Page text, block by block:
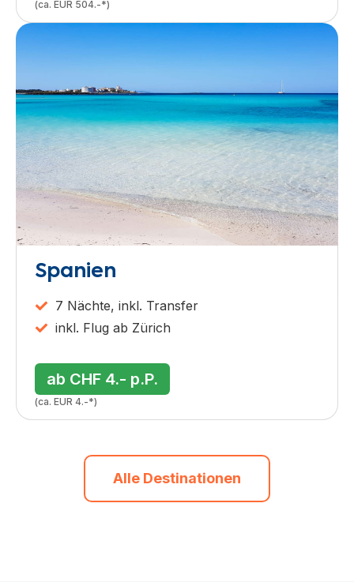
(ca. EUR 504.-*)
Spanien
7 Nächte, inkl. Transfer
inkl. Flug ab Zürich
ab CHF 4.- p.P.
(ca. EUR 4.-*)
Alle Destinationen